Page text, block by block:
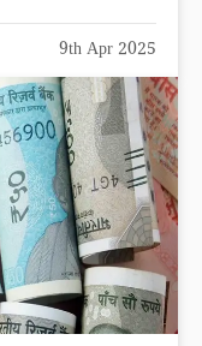
9th Apr 2025